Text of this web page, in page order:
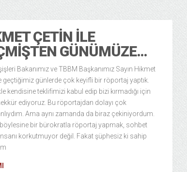
ÇETIN İLE
GÜNÜMÜZE…
Bakanımız ve TBBM Başkanımız Sayın Hikmet
geçtiğimiz günlerde çok keyifli bir röportaj yaptık.
kendisine teklifimizi kabul edip bizi kırmadığı için
ediyoruz. Bu röportajdan dolayı çok
Ama aynı zamanda da biraz çekiniyordum.
bir bürokratla röportaj yapmak, sohbet
korkutmuyor değil. Fakat şüphesiz ki sahip